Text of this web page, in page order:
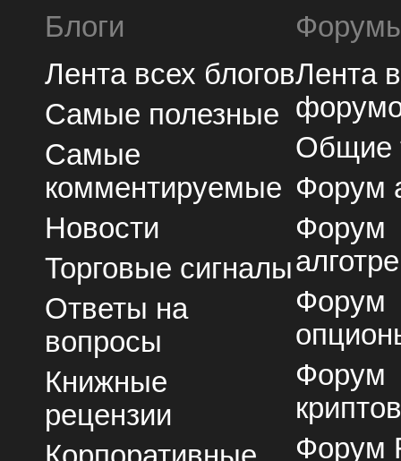
Блоги
Лента всех блогов
Самые полезные
Самые
комментируемые
Новости
Торговые сигналы
Ответы на
вопросы
Книжные
рецензии
Лента
Общие
Форум
Форум
Форум
Форум
Форум